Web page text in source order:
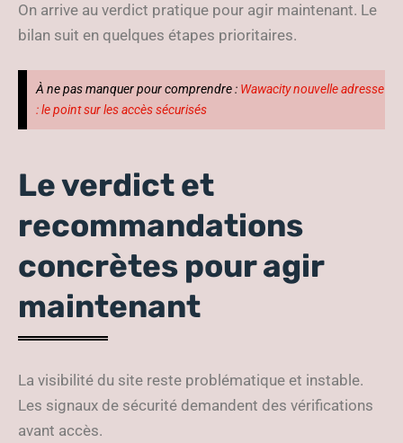
On arrive au verdict pratique pour agir maintenant. Le
bilan suit en quelques étapes prioritaires.
À ne pas manquer pour comprendre : Wawacity nouvelle adresse
: le point sur les accès sécurisés
Le verdict et
recommandations
concrètes pour agir
maintenant
La visibilité du site reste problématique et instable.
Les signaux de sécurité demandent des vérifications
avant accès.